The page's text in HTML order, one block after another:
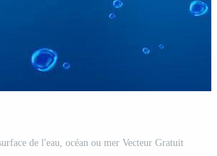
de l'eau, océan ou mer Vecteur Gratuit